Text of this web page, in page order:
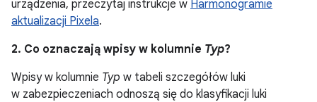
urządzenia, przeczytaj instrukcje w Harmonogramie
aktualizacji Pixela.
2. Co oznaczają wpisy w kolumnie Typ?
Wpisy w kolumnie Typ w tabeli szczegółów luki
w zabezpieczeniach odnoszą się do klasyfikacji luki